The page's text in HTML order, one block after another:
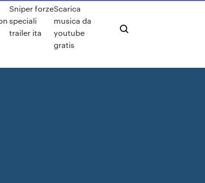
Sniper forze
speciali
trailer ita
Scarica
musica da
youtube
gratis